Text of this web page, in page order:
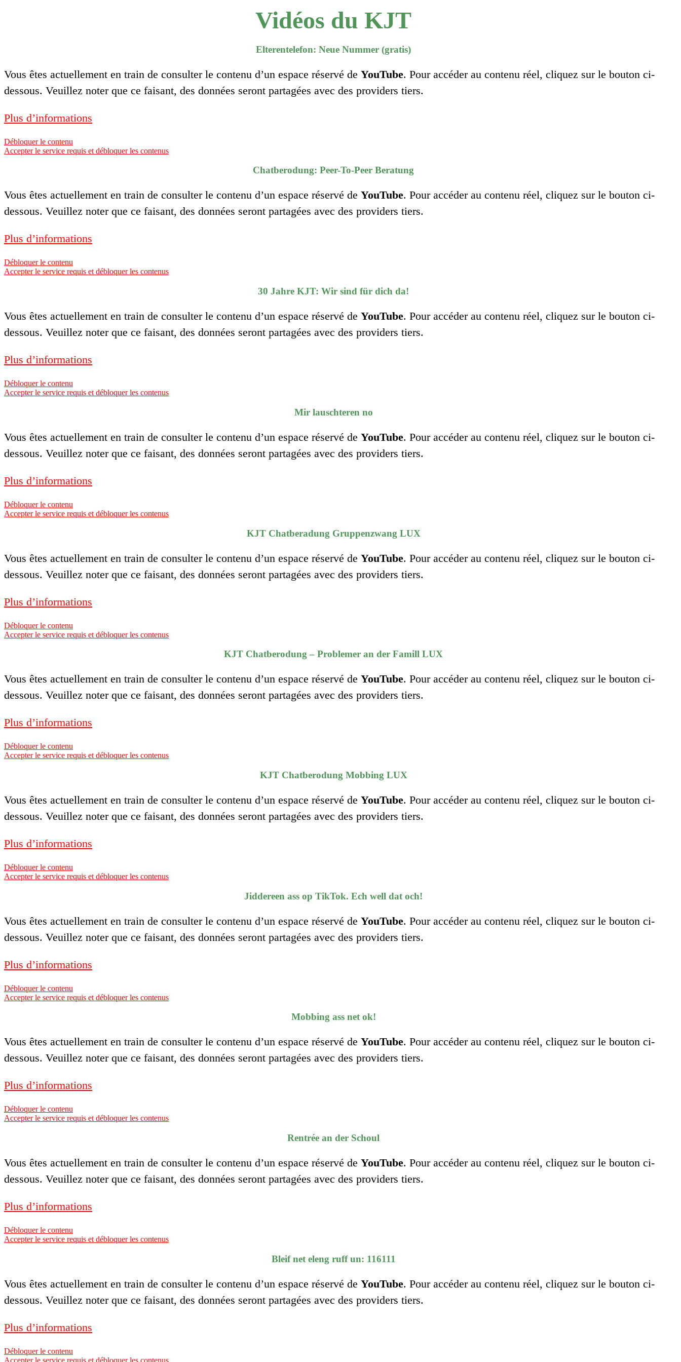
Vidéos du KJT
Elterentelefon: Neue Nummer (gratis)
Vous êtes actuellement en train de consulter le contenu d’un espace réservé de YouTube. Pour accéder au contenu réel, cliquez sur le bouton ci-
dessous. Veuillez noter que ce faisant, des données seront partagées avec des providers tiers.
Plus d’informations
Débloquer le contenu
Accepter le service requis et débloquer les contenus
Chatberodung: Peer-To-Peer Beratung
Vous êtes actuellement en train de consulter le contenu d’un espace réservé de YouTube. Pour accéder au contenu réel, cliquez sur le bouton ci-
dessous. Veuillez noter que ce faisant, des données seront partagées avec des providers tiers.
Plus d’informations
Débloquer le contenu
Accepter le service requis et débloquer les contenus
30 Jahre KJT: Wir sind für dich da!
Vous êtes actuellement en train de consulter le contenu d’un espace réservé de YouTube. Pour accéder au contenu réel, cliquez sur le bouton ci-
dessous. Veuillez noter que ce faisant, des données seront partagées avec des providers tiers.
Plus d’informations
Débloquer le contenu
Accepter le service requis et débloquer les contenus
Mir lauschteren no
Vous êtes actuellement en train de consulter le contenu d’un espace réservé de YouTube. Pour accéder au contenu réel, cliquez sur le bouton ci-
dessous. Veuillez noter que ce faisant, des données seront partagées avec des providers tiers.
Plus d’informations
Débloquer le contenu
Accepter le service requis et débloquer les contenus
KJT Chatberadung Gruppenzwang LUX
Vous êtes actuellement en train de consulter le contenu d’un espace réservé de YouTube. Pour accéder au contenu réel, cliquez sur le bouton ci-
dessous. Veuillez noter que ce faisant, des données seront partagées avec des providers tiers.
Plus d’informations
Débloquer le contenu
Accepter le service requis et débloquer les contenus
KJT Chatberodung – Problemer an der Famill LUX
Vous êtes actuellement en train de consulter le contenu d’un espace réservé de YouTube. Pour accéder au contenu réel, cliquez sur le bouton ci-
dessous. Veuillez noter que ce faisant, des données seront partagées avec des providers tiers.
Plus d’informations
Débloquer le contenu
Accepter le service requis et débloquer les contenus
KJT Chatberodung Mobbing LUX
Vous êtes actuellement en train de consulter le contenu d’un espace réservé de YouTube. Pour accéder au contenu réel, cliquez sur le bouton ci-
dessous. Veuillez noter que ce faisant, des données seront partagées avec des providers tiers.
Plus d’informations
Débloquer le contenu
Accepter le service requis et débloquer les contenus
Jiddereen ass op TikTok. Ech well dat och!
Vous êtes actuellement en train de consulter le contenu d’un espace réservé de YouTube. Pour accéder au contenu réel, cliquez sur le bouton ci-
dessous. Veuillez noter que ce faisant, des données seront partagées avec des providers tiers.
Plus d’informations
Débloquer le contenu
Accepter le service requis et débloquer les contenus
Mobbing ass net ok!
Vous êtes actuellement en train de consulter le contenu d’un espace réservé de YouTube. Pour accéder au contenu réel, cliquez sur le bouton ci-
dessous. Veuillez noter que ce faisant, des données seront partagées avec des providers tiers.
Plus d’informations
Débloquer le contenu
Accepter le service requis et débloquer les contenus
Rentrée an der Schoul
Vous êtes actuellement en train de consulter le contenu d’un espace réservé de YouTube. Pour accéder au contenu réel, cliquez sur le bouton ci-
dessous. Veuillez noter que ce faisant, des données seront partagées avec des providers tiers.
Plus d’informations
Débloquer le contenu
Accepter le service requis et débloquer les contenus
Bleif net eleng ruff un: 116111
Vous êtes actuellement en train de consulter le contenu d’un espace réservé de YouTube. Pour accéder au contenu réel, cliquez sur le bouton ci-
dessous. Veuillez noter que ce faisant, des données seront partagées avec des providers tiers.
Plus d’informations
Débloquer le contenu
Accepter le service requis et débloquer les contenus